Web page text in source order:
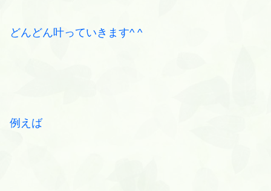
どんどん叶っていきます^ ^
例えば